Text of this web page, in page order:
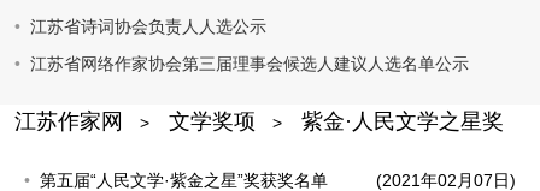
江苏省诗词协会负责人人选公示
江苏省网络作家协会第三届理事会候选人建议人选名单公示
江苏作家网 > 文学奖项 > 紫金·人民文学之星奖
(2021年02月07日)
第五届“人民文学·紫金之星”奖获奖名单